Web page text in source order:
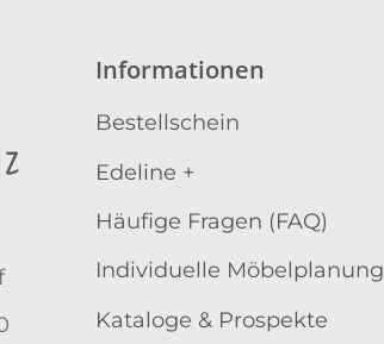
Informationen
Bestellschein
Edeline +
Häufige Fragen (FAQ)
Individuelle Möbelplanung
Kataloge & Prospekte